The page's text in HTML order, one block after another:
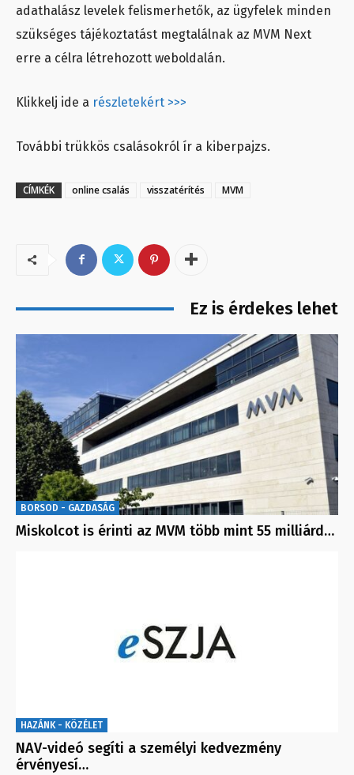
adathalász levelek felismerhetők, az ügyfelek minden
szükséges tájékoztatást megtalálnak az MVM Next
erre a célra létrehozott weboldalán.
Klikkelj ide a részletekért >>>
További trükkös csalásokról ír a kiberpajzs.
CÍMKÉK online csalás visszatérítés MVM
Ez is érdekes lehet
BORSOD - GAZDASÁG
Miskolcot is érinti az MVM több mint 55 milliárd…
HAZÁNK - KÖZÉLET
NAV-videó segíti a személyi kedvezmény
érvényesí…